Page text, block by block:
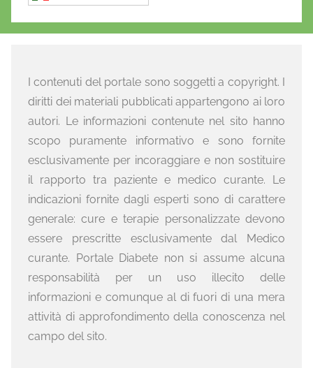
I contenuti del portale sono soggetti a copyright. I
diritti dei materiali pubblicati appartengono ai loro
autori. Le informazioni contenute nel sito hanno
scopo puramente informativo e sono fornite
esclusivamente per incoraggiare e non sostituire
il rapporto tra paziente e medico curante. Le
indicazioni fornite dagli esperti sono di carattere
generale: cure e terapie personalizzate devono
essere prescritte esclusivamente dal Medico
curante. Portale Diabete non si assume alcuna
responsabilità per un uso illecito delle
informazioni e comunque al di fuori di una mera
attività di approfondimento della conoscenza nel
campo del sito.